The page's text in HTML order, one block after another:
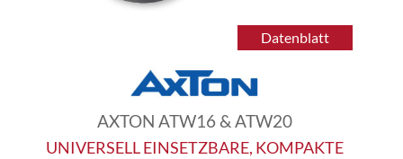
AXTON ATW16 & ATW20
Datenblatt
UNIVERSELL EINSETZBARE, KOMPAKTE